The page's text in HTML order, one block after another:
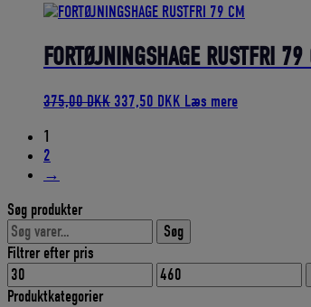
pris
199,00 DKK.
pris
179,10 DKK.
FORTØJNINGSHAGE RUSTFRI 79
375,00DKK Den
337,50 DKK Den
Læs mere
1
2
→
Søg produkter
Søg
efter:
Søg
Filtrer efter pris
Mindste
pris
Højeste
pris
Produktkategorier